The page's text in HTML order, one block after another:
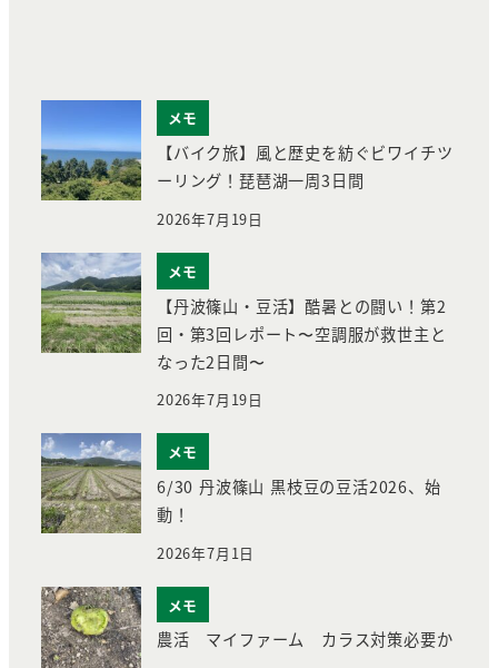
メモ
【バイク旅】風と歴史を紡ぐビワイチツ
ーリング！琵琶湖一周3日間
2026年7月19日
メモ
【丹波篠山・豆活】酷暑との闘い！第2
回・第3回レポート〜空調服が救世主と
なった2日間〜
2026年7月19日
メモ
6/30 丹波篠山 黒枝豆の豆活2026、始
動！
2026年7月1日
メモ
農活 マイファーム カラス対策必要か